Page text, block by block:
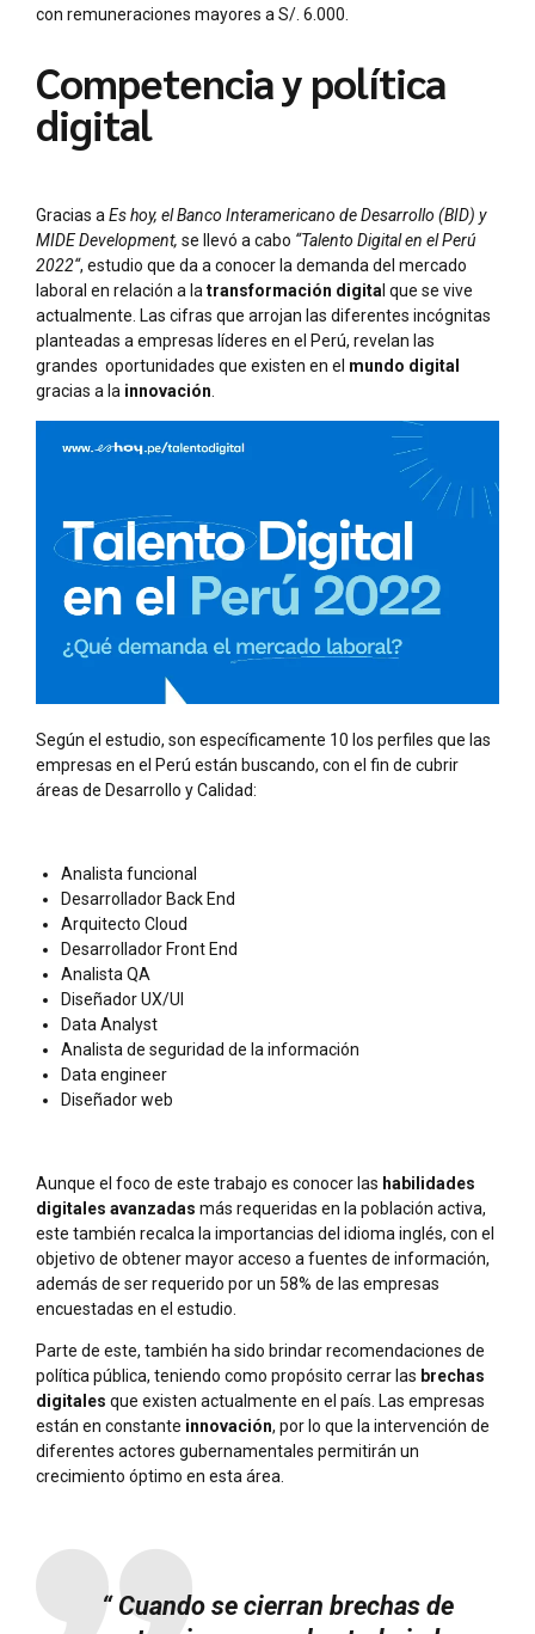
con remuneraciones mayores a S/. 6.000.
Competencia y política
digital
Gracias a Es hoy, el Banco Interamericano de Desarrollo (BID) y
MIDE Development, se llevó a cabo “Talento Digital en el Perú
2022“, estudio que da a conocer la demanda del mercado
laboral en relación a la transformación digita l que se vive
actualmente. Las cifras que arrojan las diferentes incógnitas
planteadas a empresas líderes en el Perú, revelan las
grandes oportunidades que existen en el mundo digital
gracias a la innovación
Según el estudio, son específicamente 10 los perfiles que las
empresas en el Perú están buscando, con el fin de cubrir
áreas de Desarrollo y Calidad:
Analista funcional
Desarrollador Back End
Arquitecto Cloud
Desarrollador Front End
Analista QA
Diseñador UX/UI
Data Analyst
Analista de seguridad de la información
Data engineer
Diseñador web
Aunque el foco de este trabajo es conocer las habilidades
digitales avanzadas más requeridas en la población activa,
este también recalca la importancias del idioma inglés, con el
objetivo de obtener mayor acceso a fuentes de información,
además de ser requerido por un 58% de las empresas
encuestadas en el estudio.
Parte de este, también ha sido brindar recomendaciones de
política pública, teniendo como propósito cerrar las brechas
digitales que existen actualmente en el país. Las empresas
están en constante innovación, por lo que la intervención de
diferentes actores gubernamentales permitirán un
crecimiento óptimo en esta área.
“ Cuando se cierran brechas de